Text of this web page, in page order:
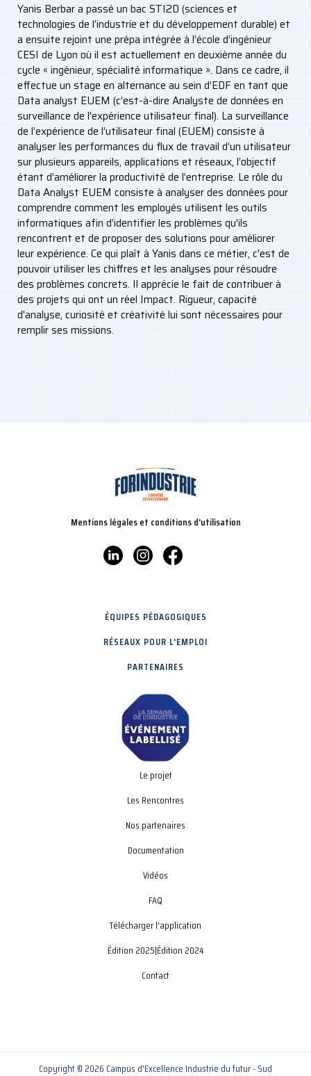
Yanis Berbar a passé un bac STI2D (sciences et
technologies de l’industrie et du développement durable) et
a ensuite rejoint une prépa intégrée à l’école d’ingénieur
CESI de Lyon où il est actuellement en deuxième année du
cycle « ingénieur, spécialité informatique ». Dans ce cadre, il
effectue un stage en alternance au sein d’EDF en tant que
Data analyst EUEM (c’est-à-dire Analyste de données en
surveillance de l'expérience utilisateur final). La surveillance
de l’expérience de l’utilisateur final (EUEM) consiste à
analyser les performances du flux de travail d’un utilisateur
sur plusieurs appareils, applications et réseaux, l’objectif
étant d’améliorer la productivité de l’entreprise. Le rôle du
Data Analyst EUEM consiste à analyser des données pour
comprendre comment les employés utilisent les outils
informatiques afin d’identifier les problèmes qu'ils
rencontrent et de proposer des solutions pour améliorer
leur expérience. Ce qui plaît à Yanis dans ce métier, c'est de
pouvoir utiliser les chiffres et les analyses pour résoudre
des problèmes concrets. Il apprécie le fait de contribuer à
des projets qui ont un réel Impact. Rigueur, capacité
d'analyse, curiosité et créativité lui sont nécessaires pour
remplir ses missions.
Mentions légales et conditions d'utilisation
ÉQUIPES PÉDAGOGIQUES
RÉSEAUX POUR L'EMPLOI
PARTENAIRES
Le projet
Les Rencontres
Nos partenaires
Documentation
Vidéos
FAQ
Télécharger l'application
Édition 2025|Édition 2024
Contact
Copyright © 2026 Campus d'Excellence Industrie du futur - Sud